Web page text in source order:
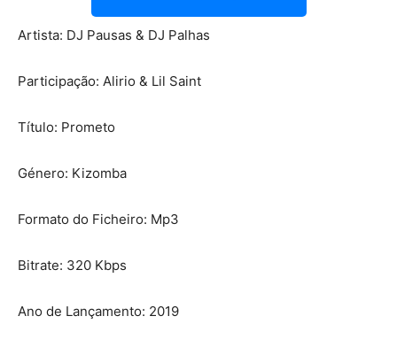
Artista: DJ Pausas & DJ Palhas
Participação: Alirio & Lil Saint
Título: Prometo
Género: Kizomba
Formato do Ficheiro: Mp3
Bitrate: 320 Kbps
Ano de Lançamento: 2019